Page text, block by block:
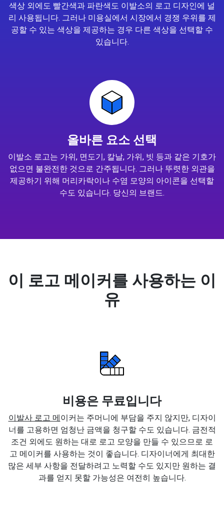
색상 외에도 빨간색과 파란색도 이발소의 로고 디자인에 널
리 사용됩니다. 그러나 미용실에서 시장에서 경쟁 우위를 제
공할 수 있는 색상을 제공하는 경우 다른 색상을 선택할 수
있습니다.
올바른 요소 선택
이발소 로고는 가위, 면도기, 칼날, 가위, 빗 등과 같은 기호가
없으면 불완전한 것으로 간주됩니다. 그러나 뚜렷한 외관을
제공하기 위해 머리카락이나 수염 모양의 아이콘을 선택할
수도 있습니다. 당신의 브랜드.
이 로고 메이커를 사용하는 이
유
비용은 무료입니다
이발사 로고 메이커는 주머니에 부담을 주지 않지만, 디자이
너를 고용하면 엄청난 금액을 청구할 수도 있습니다. 금전적
조건 외에도 원하는 대로 로고 모양을 만들 수 있으므로 로
고 메이커를 사용하는 것이 좋습니다. 디자이너에게 최대한
많은 세부 사항을 전달하려고 노력할 수도 있지만 원하는 결
과를 얻지 못할 가능성은 여전히 높습니다.